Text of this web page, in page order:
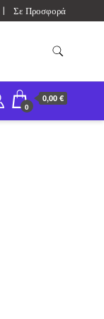
Σε Προσφορά
0
0,00 €